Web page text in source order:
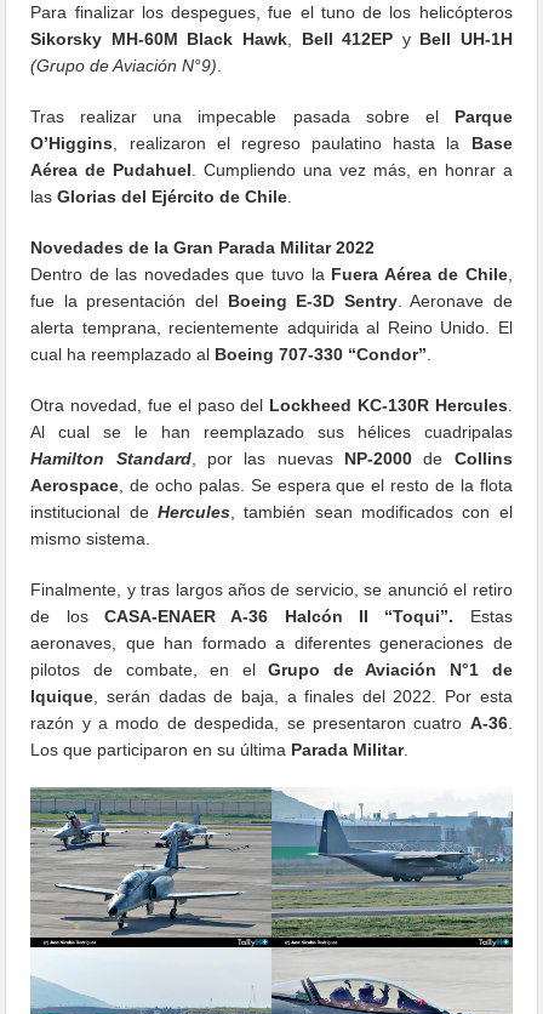
Para finalizar los despegues, fue el tuno de los helicópteros
Sikorsky MH-60M Black Hawk
Bell 412EP y Bell UH-1H
(Grupo de Aviación N°9)
Tras realizar una impecable pasada sobre el Parque
O’Higgins , realizaron el regreso paulatino hasta la Base
Aérea de Pudahuel . Cumpliendo una vez más, en honrar a
las Glorias del Ejército de Chile
Novedades de la Gran Parada Militar 2022
Dentro de las novedades que tuvo la Fuera Aérea de Chile,
fue la presentación del Boeing E-3D Sentry. Aeronave de
alerta temprana, recientemente adquirida al Reino Unido. El
cual ha reemplazado al Boeing 707-330 “Condor”
Otra novedad, fue el paso del Lockheed KC-130R Hercules
Al cual se le han reemplazado sus hélices cuadripalas
Hamilton Standard, por las nuevas NP-2000de Collins
Aerospace , de ocho palas. Se espera que el resto de la flota
institucional deHercules , también sean modificados con el
mismo sistema.
Finalmente, y tras largos años de servicio, se anunció el retiro
de losCASA-ENAER A-36 Halcón II “Toqui”. Estas
aeronaves, que han formado a diferentes generaciones de
pilotos de combate, en elGrupo de Aviación N°1 de
Iquique , serán dadas de baja, a finales del 2022. Por esta
razón y a modo de despedida, se presentaron cuatro A-36.
Los que participaron en su última Parada Militar.